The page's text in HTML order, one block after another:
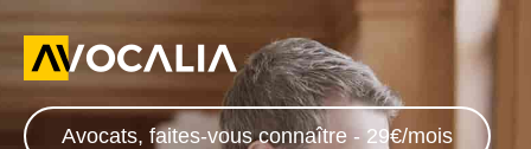
Avocats, faites-vous connaître - 29€/mois